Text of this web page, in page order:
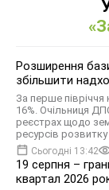
Розширення
збільшити
За перше
16%. Очільниця
реєстрах щодо
ресурсів розвитку
Сьогодні 13:42
19 серпня –
квартал 2026